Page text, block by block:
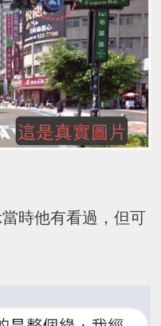
時他有看過，但可